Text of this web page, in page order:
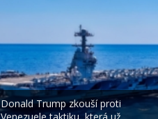
Donald Trump zkouší proti